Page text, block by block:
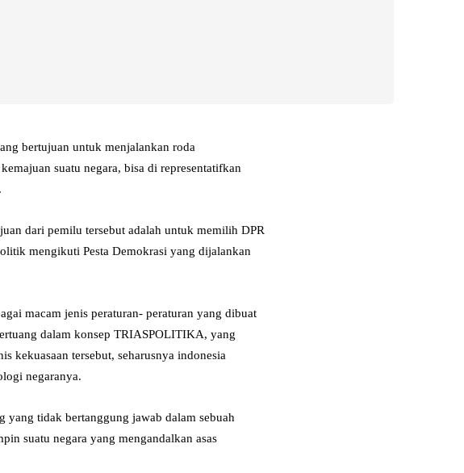
bertujuan untuk menjalankan roda
suatu negara, bisa di representatifkan
dari pemilu tersebut adalah untuk memilih DPR
mengikuti Pesta Demokrasi yang dijalankan
macam jenis peraturan- peraturan yang dibuat
dalam konsep TRIASPOLITIKA, yang
kekuasaan tersebut, seharusnya indonesia
negaranya.
yang tidak bertanggung jawab dalam sebuah
suatu negara yang mengandalkan asas